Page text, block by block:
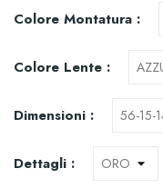
Colore Montatura :
Colore Lente :
Dimensioni :
Dettagli :